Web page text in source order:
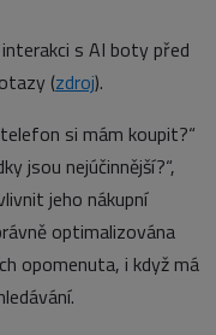
s AI boty před
(zdroj).
si mám koupit?“
jsou nejúčinnější?“,
jeho nákupní
optimalizována
opomenuta, i když má